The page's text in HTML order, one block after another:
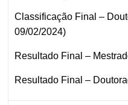
Classificação Final –
09/02/2024)
Resultado Final –
Resultado Final –